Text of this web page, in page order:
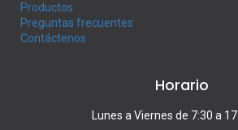
Productos
Preguntas frecuentes
Contáctenos
Horario
Lunes a Viernes de 7:30 a